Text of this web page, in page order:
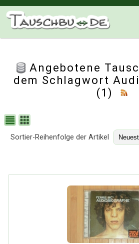
Angebotene
dem Schlagwort
(1)
Sortier-Reihenfolge der Artikel